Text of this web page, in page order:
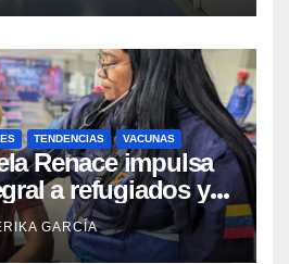
TENDENCIAS VACUNAS
Renace impulsa
a refugiados y
vacunación en
GARCÍA